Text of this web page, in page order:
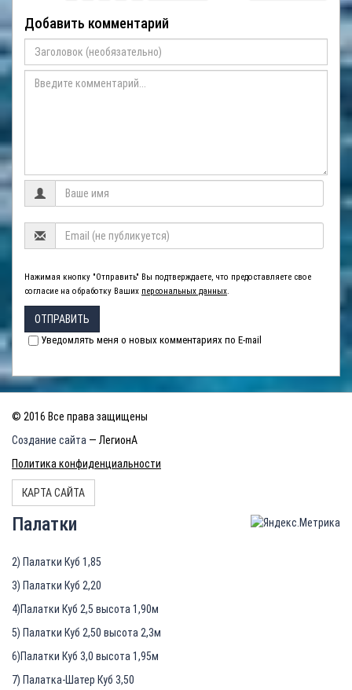
Добавить комментарий
Нажимая кнопку "Отправить" Вы подтверждаете, что предоставляете свое
согласие на обработку Ваших персональных данных.
ОТПРАВИТЬ
Уведомлять меня о новых комментариях по E-mail
© 2016 Все права защищены
Создание сайта — ЛегионА
Политика конфиденциальности
КАРТА САЙТА
Палатки
2) Палатки Куб 1,85
3) Палатки Куб 2,20
4)Палатки Куб 2,5 высота 1,90м
5) Палатки Куб 2,50 высота 2,3м
6)Палатки Куб 3,0 высота 1,95м
7) Палатка-Шатер Куб 3,50